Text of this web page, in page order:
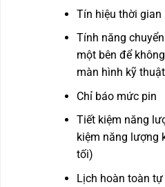
Tín hiệu thời gian
Tính năng
một bên để
màn hình kỹ
Chỉ báo mức pin
Tiết kiệm năng
kiệm năng lượng
tối)
Lịch hoàn toàn